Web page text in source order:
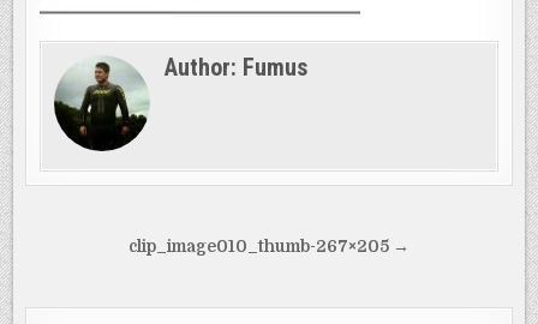
Author: Fumus
Beitragsnavigation
clip_image010_thumb-267×205 →